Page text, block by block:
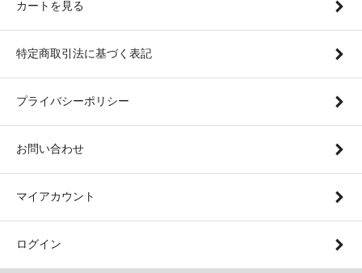
カートを見る
特定商取引法に基づく表記
プライバシーポリシー
お問い合わせ
マイアカウント
ログイン